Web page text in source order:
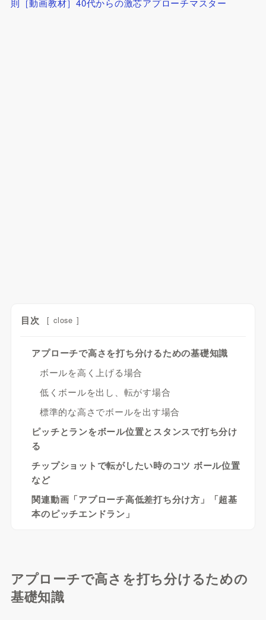
目次 [ close ]
アプローチで高さを打ち分けるための基礎知識
ボールを高く上げる場合
低くボールを出し、転がす場合
標準的な高さでボールを出す場合
ピッチとランをボール位置とスタンスで打ち分け
る
チップショットで転がしたい時のコツ ボール位置
など
関連動画「アプローチ高低差打ち分け方」「超基
本のピッチエンドラン」
アプローチで高さを打ち分けるための
基礎知識